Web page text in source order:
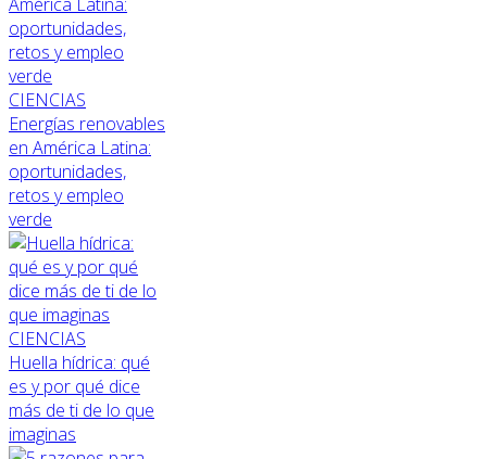
CIENCIAS
Energías renovables
en América Latina:
oportunidades,
retos y empleo
verde
CIENCIAS
Huella hídrica: qué
es y por qué dice
más de ti de lo que
imaginas